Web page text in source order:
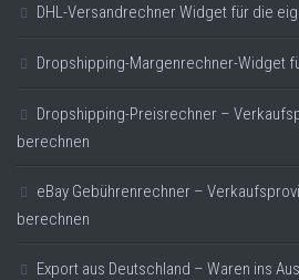
DHL-Versandrechner Widget für die
Dropshipping-Margenrechner-Widget
Dropshipping-Preisrechner –
berechnen
eBay Gebührenrechner –
berechnen
Export aus Deutschland – Waren ins